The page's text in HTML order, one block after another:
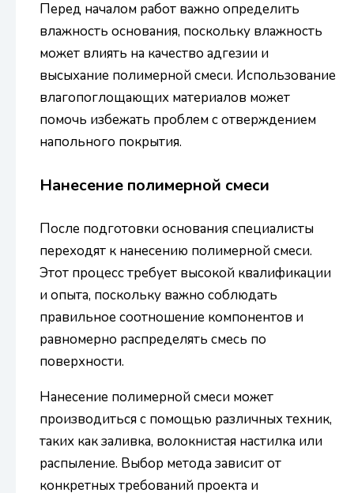
Перед началом работ важно определить
влажность основания, поскольку влажность
может влиять на качество адгезии и
высыхание полимерной смеси. Использование
влагопоглощающих материалов может
помочь избежать проблем с отверждением
напольного покрытия.
Нанесение полимерной смеси
После подготовки основания специалисты
переходят к нанесению полимерной смеси.
Этот процесс требует высокой квалификации
и опыта, поскольку важно соблюдать
правильное соотношение компонентов и
равномерно распределять смесь по
поверхности.
Нанесение полимерной смеси может
производиться с помощью различных техник,
таких как заливка, волокнистая настилка или
распыление. Выбор метода зависит от
конкретных требований проекта и